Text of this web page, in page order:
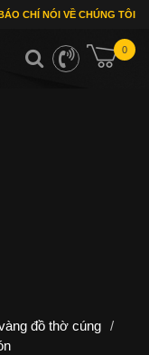
CHÍ NÓI VỀ CHÚNG TÔI
0
đồ thờ cúng /